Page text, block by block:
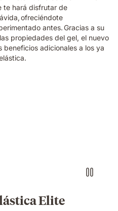
te hará disfrutar de
ofreciéndote
antes. Gracias a su
propiedades del gel, el nuevo
beneficios adicionales a los ya
Elite